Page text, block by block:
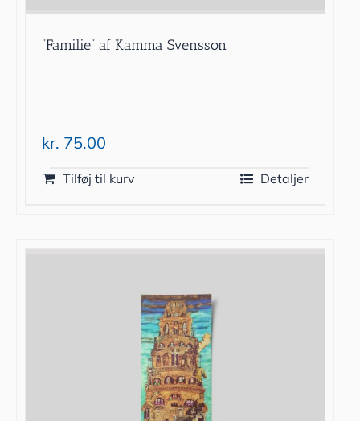
”Familie” af Kamma Svensson
kr. 75.00
Tilføj til kurv Detaljer